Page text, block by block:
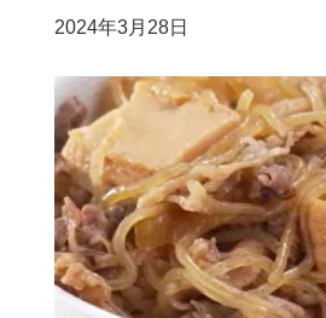
日付
2024年3月28日